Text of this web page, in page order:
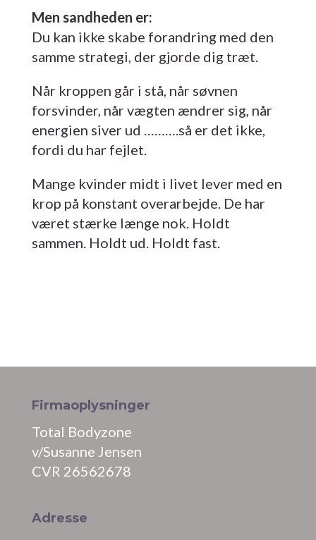
Men sandheden er:
Du kan ikke skabe forandring med den
samme strategi, der gjorde dig træt.
Når kroppen går i stå, når søvnen
forsvinder, når vægten ændrer sig, når
energien siver ud ……….så er det ikke,
fordi du har fejlet.
Mange kvinder midt i livet lever med en
krop på konstant overarbejde. De har
været stærke længe nok. Holdt
sammen. Holdt ud. Holdt fast.
Firmaoplysninger
Total Bodyzone
v/Susanne Jensen
CVR 26562678
Adresse